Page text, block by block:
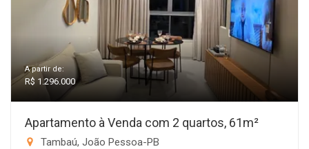
A partir de:
R$ 1.296.000
Apartamento à Venda com 2 quartos, 61m²
Tambaú, João Pessoa-PB